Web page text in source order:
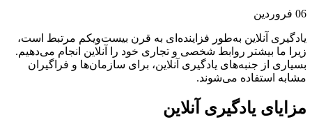
06 فروردین
یادگیری آنلاین به‌طور فزاینده‌ای به قرن بیست‌ویکم مرتبط است،
زیرا ما بیشتر روابط شخصی و تجاری خود را آنلاین انجام می‌دهیم.
بسیاری از جنبه‌های یادگیری آنلاین، برای سازمان‌ها و فراگیران
مشابه استفاده می‌شوند.
مزایای یادگیری آنلاین